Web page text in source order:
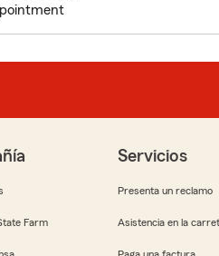
Farm
Servicios
Presenta un reclamo
Asistencia en la